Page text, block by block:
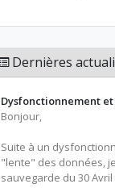
Dernières
Dysfonctionnement
Bonjour,
Suite à un
"lente" des données,
sauvegarde du 30 Avril